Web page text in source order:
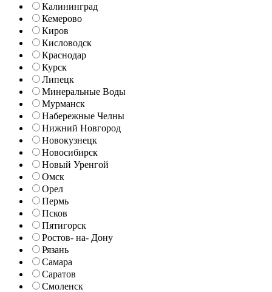
Калининград
Кемерово
Киров
Кисловодск
Краснодар
Курск
Липецк
Минеральные Воды
Мурманск
Набережные Челны
Нижний Новгород
Новокузнецк
Новосибирск
Новый Уренгой
Омск
Орел
Пермь
Псков
Пятигорск
Ростов- на- Дону
Рязань
Самара
Саратов
Смоленск